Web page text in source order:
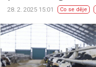
28. 2. 2025 15:01 Co se děje